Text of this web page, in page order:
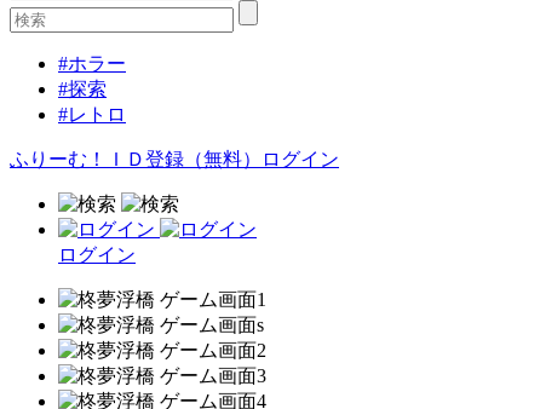
#ホラー
#探索
#レトロ
ふりーむ！ＩＤ登録（無料） ログイン
ログイン